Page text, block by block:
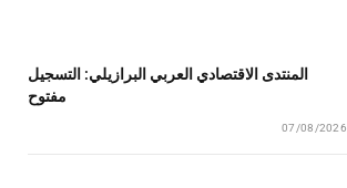
المنتدى الاقتصادي العربي البرازيلي: التسجيل
مفتوح
07/08/2026